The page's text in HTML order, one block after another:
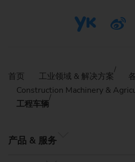
首页 工业领域 & 解决方案
Construction Machinery &
工程车辆
产品 & 服务